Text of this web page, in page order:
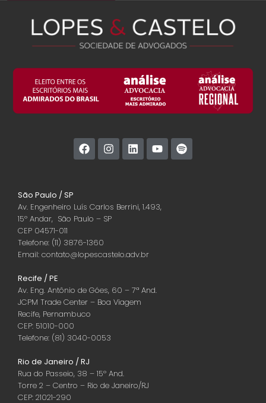
São Paulo / SP
Av. Engenheiro Luís Carlos Berrini, 1.493,
15º Andar, São Paulo – SP
CEP 04571-011
Telefone: (11) 3876-1360
Email: contato@lopescastelo.adv.br
Recife / PE
Av. Eng. Antônio de Góes, 60 – 7ª And.
JCPM Trade Center – Boa Viagem
Recife, Pernambuco
CEP: 51010-000
Telefone: (81) 3040-0053
Rio de Janeiro / RJ
Rua do Passeio, 38 – 15º And.
Torre 2 – Centro – Rio de Janeiro/RJ
CEP: 21021-290